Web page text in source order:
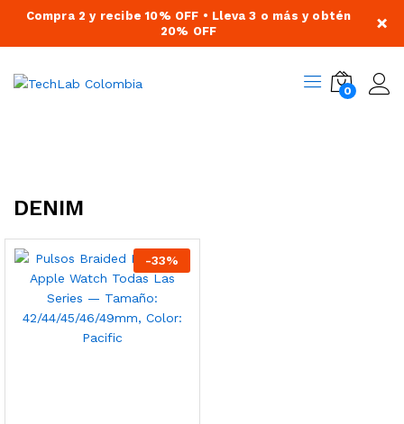
Compra 2 y recibe 10% OFF • Lleva 3 o más y obtén
20% OFF
×
0
DENIM
-33%